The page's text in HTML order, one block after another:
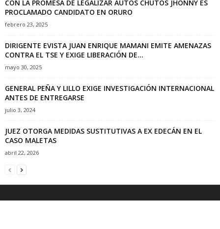
CON LA PROMESA DE LEGALIZAR AUTOS CHUTOS JHONNY ES
PROCLAMADO CANDIDATO EN ORURO
febrero 23, 2025
DIRIGENTE EVISTA JUAN ENRIQUE MAMANI EMITE AMENAZAS
CONTRA EL TSE Y EXIGE LIBERACIÓN DE...
mayo 30, 2025
GENERAL PEÑA Y LILLO EXIGE INVESTIGACIÓN INTERNACIONAL
ANTES DE ENTREGARSE
julio 3, 2024
JUEZ OTORGA MEDIDAS SUSTITUTIVAS A EX EDECÁN EN EL
CASO MALETAS
abril 22, 2026